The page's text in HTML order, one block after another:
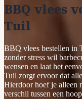
BBQ vlees
Tuil
BBQ vlees bestellen in
zonder stress wil
wensen en laat het
Tuil zorgt ervoor dat
Hierdoor hoef je alleen
verschil tussen een